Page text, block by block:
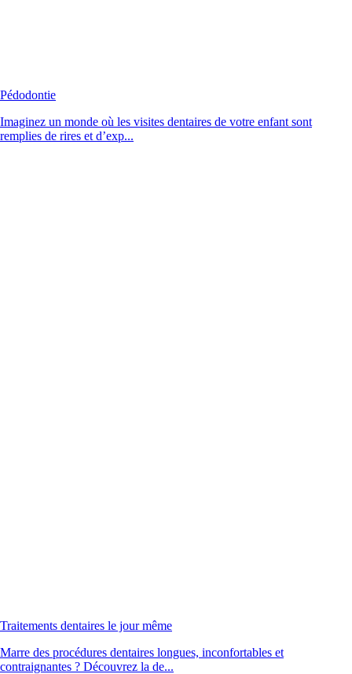
Pédodontie
Imaginez un monde où les visites dentaires de votre enfant sont
remplies de rires et d’exp...
Traitements dentaires le jour même
Marre des procédures dentaires longues, inconfortables et
contraignantes ? Découvrez la de...